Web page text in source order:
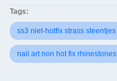
Tags:
ss3 niet-hotfix strass steentjes
nail art non hot fix rhinestones